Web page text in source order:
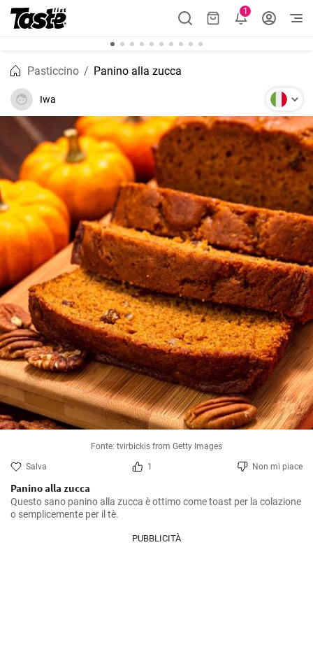
1
Pasticcino Panino alla zucca
Iwa
Fonte: tvirbickis from Getty Images
Salva 1 Non mi piace
Panino alla zucca
Questo sano panino alla zucca è ottimo come toast per la colazione
o semplicemente per il tè.
PUBBLICITÀ